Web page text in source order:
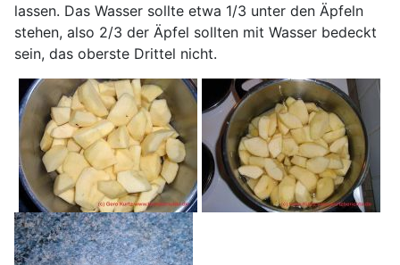
lassen. Das Wasser sollte etwa 1/3 unter den Äpfeln
stehen, also 2/3 der Äpfel sollten mit Wasser bedeckt
sein, das oberste Drittel nicht.